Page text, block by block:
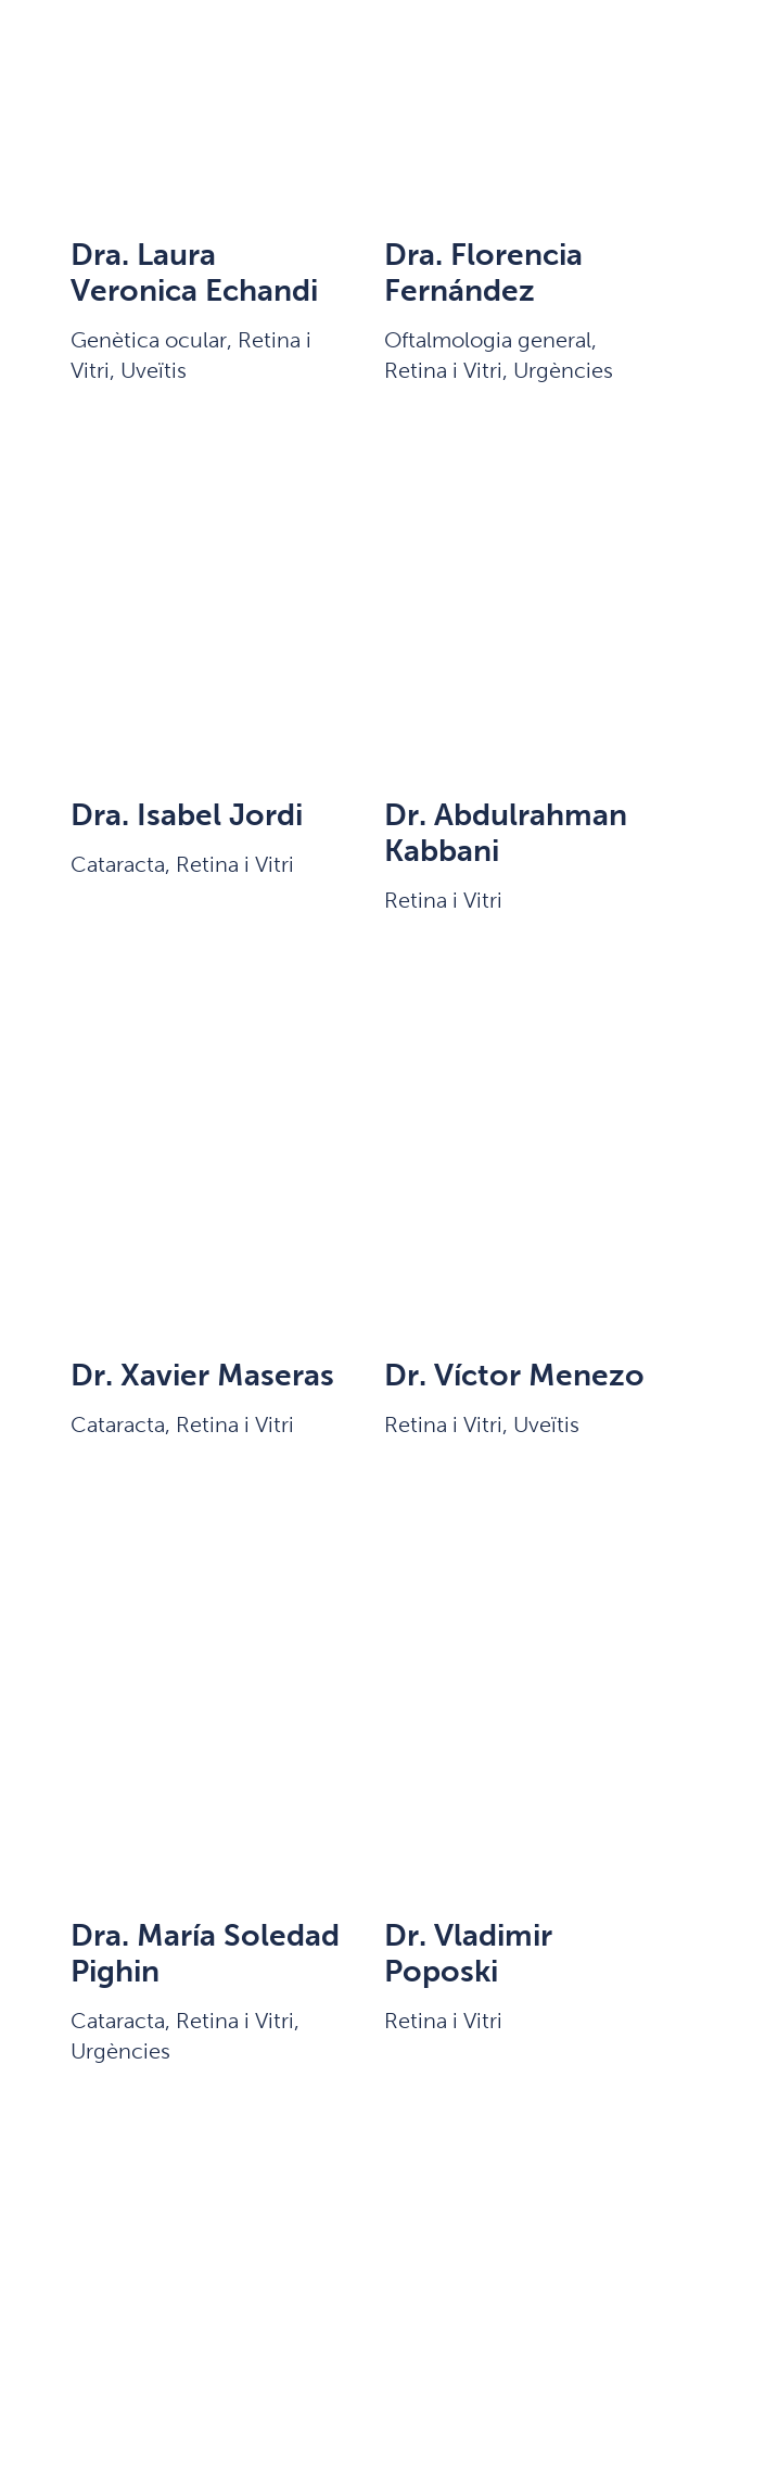
Dra. Laura
Veronica Echandi
Genètica ocular, Retina i
Vitri, Uveïtis
Dra. Florencia
Fernández
Oftalmologia general,
Retina i Vitri, Urgències
Dra. Isabel Jordi
Cataracta, Retina i Vitri
Dr. Abdulrahman
Kabbani
Retina i Vitri
Dr. Xavier Maseras
Cataracta, Retina i Vitri
Dr. Víctor Menezo
Retina i Vitri, Uveïtis
Dra. María Soledad
Pighin
Cataracta, Retina i Vitri,
Urgències
Dr. Vladimir
Poposki
Retina i Vitri